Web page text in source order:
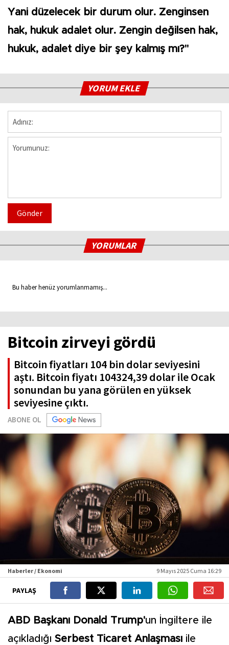
Yani düzelecek bir durum olur. Zenginsen
hak, hukuk adalet olur. Zengin değilsen hak,
hukuk, adalet diye bir şey kalmış mı?"
YORUM EKLE
Gönder
YORUMLAR
Bu haber henüz yorumlanmamış...
Bitcoin zirveyi gördü
Bitcoin fiyatları 104 bin dolar seviyesini
aştı. Bitcoin fiyatı 104324,39 dolar ile Ocak
sonundan bu yana görülen en yüksek
seviyesine çıktı.
ABONE OL
Haberler / Ekonomi 9 Mayıs 2025 Cuma 16:29
PAYLAŞ
ABD Başkanı Donald Trump'un İngiltere ile
açıkladığı Serbest Ticaret Anlaşması ile